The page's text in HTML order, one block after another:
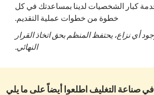
كبار الشخصيات لدينا بمساعدتك في كل
خطوة من خطوات عملية التقديم.
أي نزاع، يحتفظ المنظم بحق اتخاذ القرار
النهائي.